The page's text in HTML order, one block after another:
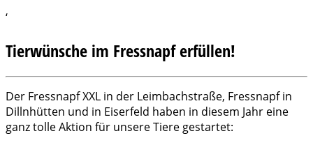
‘
Tierwünsche im Fressnapf erfüllen!
Der Fressnapf XXL in der Leimbachstraße, Fressnapf in
Dillnhütten und in Eiserfeld haben in diesem Jahr eine
ganz tolle Aktion für unsere Tiere gestartet: